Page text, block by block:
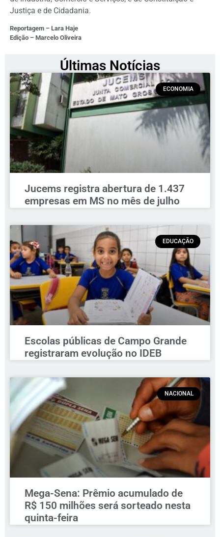
Justiça e de Cidadania.
Reportagem – Lara Haje
Edição – Marcelo Oliveira
Últimas Notícias
ECONOMIA
Jucems registra abertura de 1.437
empresas em MS no mês de julho
EDUCAÇÃO
Escolas públicas de Campo Grande
registraram evolução no IDEB
NACIONAL
Mega-Sena: Prêmio acumulado de
R$ 150 milhões será sorteado nesta
quinta-feira